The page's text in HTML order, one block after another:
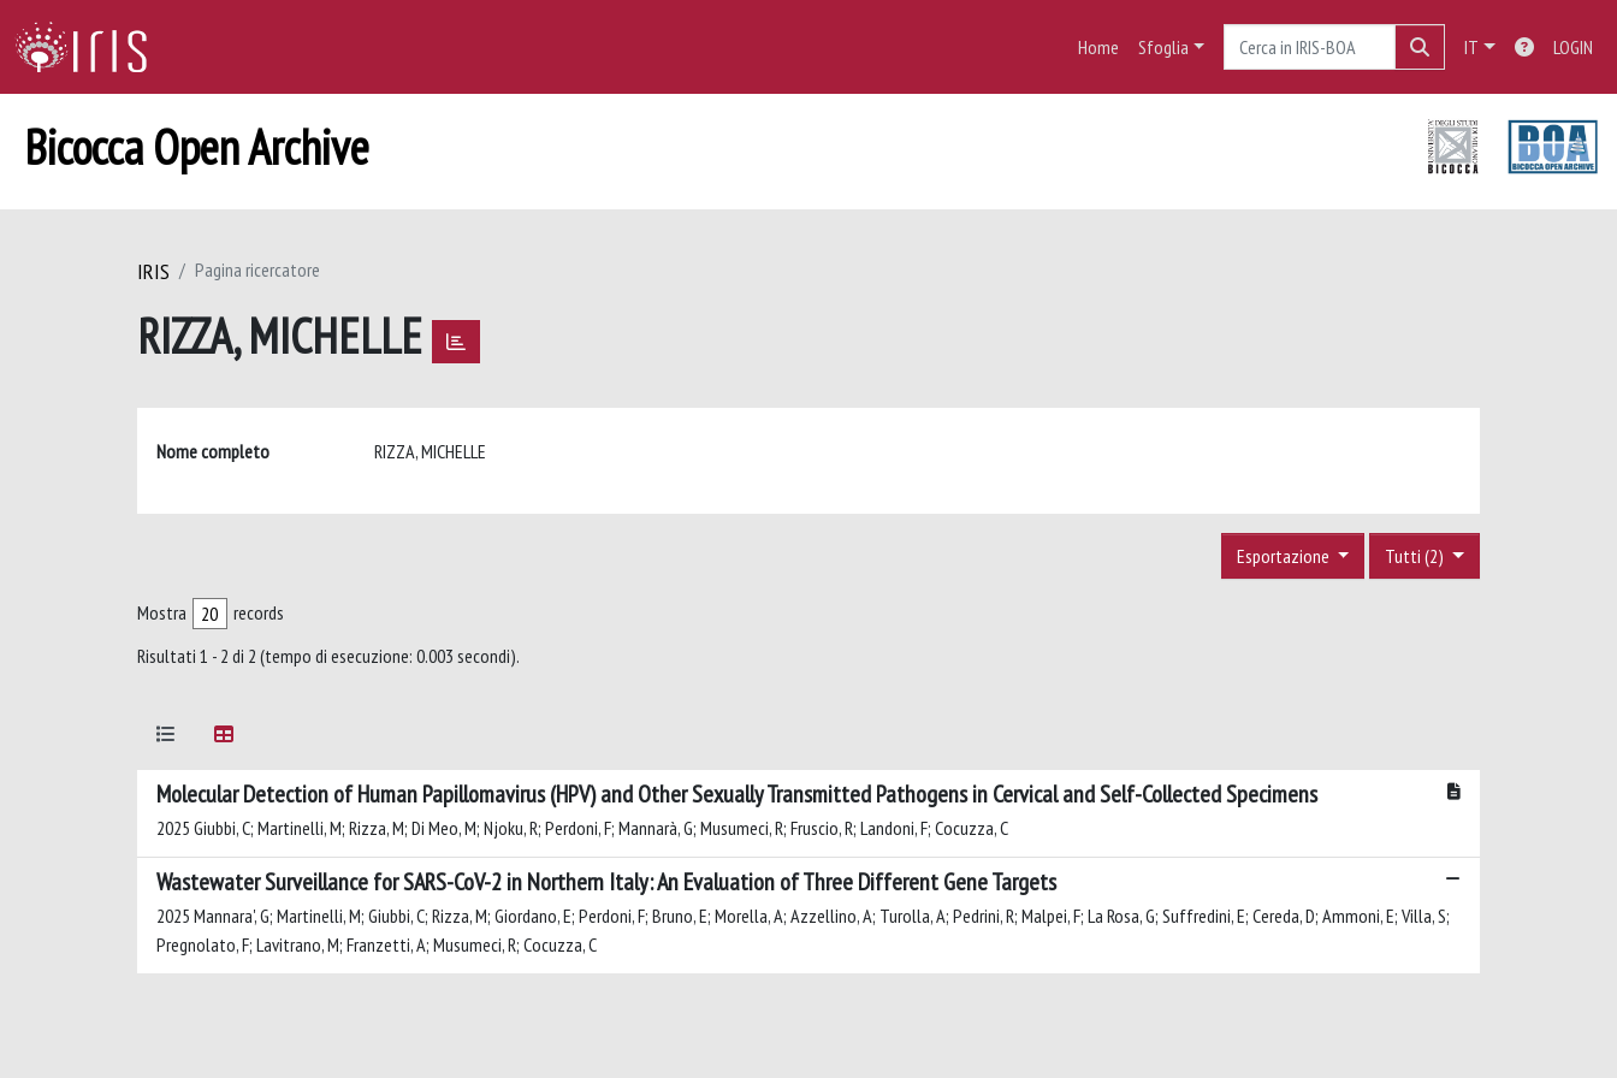
Home Sfoglia IT LOGIN
Bicocca Open Archive
IRIS Pagina ricercatore
RIZZA, MICHELLE
Nome completo RIZZA, MICHELLE
Tutti (2)
Esportazione
Mostra
records
Risultati 1 - 2 di 2 (tempo di esecuzione: 0.003 secondi).
Molecular Detection of Human Papillomavirus (HPV) and Other Sexually Transmitted Pathogens in Cervical and Self-Collected Specimens
2025 Giubbi, C; Martinelli, M; Rizza, M; Di Meo, M; Njoku, R; Perdoni, F; Mannarà, G; Musumeci, R; Fruscio, R; Landoni, F; Cocuzza, C
Wastewater Surveillance for SARS-CoV-2 in Northern Italy: An Evaluation of Three Different Gene Targets
2025 Mannara', G; Martinelli, M; Giubbi, C; Rizza, M; Giordano, E; Perdoni, F; Bruno, E; Morella, A; Azzellino, A; Turolla, A; Pedrini, R; Malpei, F; La Rosa, G; Suffredini, E; Cereda, D; Ammoni, E; Villa, S;
Pregnolato, F; Lavitrano, M; Franzetti, A; Musumeci, R; Cocuzza, C